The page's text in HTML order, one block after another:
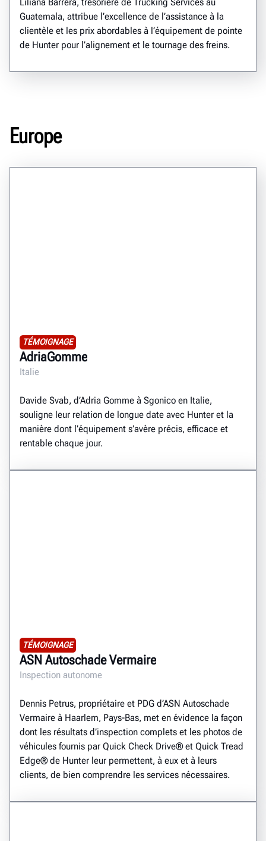
Liliana Barrera, trésorière de Trucking Services au
Guatemala, attribue l’excellence de l’assistance à la
clientèle et les prix abordables à l’équipement de pointe
de Hunter pour l’alignement et le tournage des freins.
Europe
TÉMOIGNAGE
AdriaGomme
Italie
Davide Svab, d’Adria Gomme à Sgonico en Italie,
souligne leur relation de longue date avec Hunter et la
manière dont l’équipement s’avère précis, efficace et
rentable chaque jour.
TÉMOIGNAGE
ASN Autoschade Vermaire
Inspection autonome
Dennis Petrus, propriétaire et PDG d’ASN Autoschade
Vermaire à Haarlem, Pays-Bas, met en évidence la façon
dont les résultats d’inspection complets et les photos de
véhicules fournis par Quick Check Drive® et Quick Tread
Edge® de Hunter leur permettent, à eux et à leurs
clients, de bien comprendre les services nécessaires.